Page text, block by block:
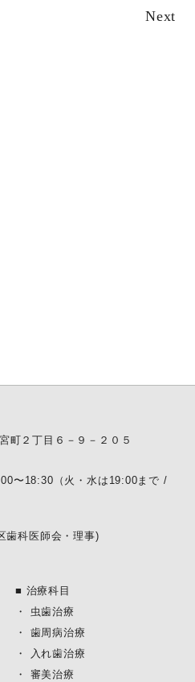
Next
町２丁目６－９－２０５
〜18:30（火・水は19:00まで /
歯科医師会・理事)
■ 治療科目
・ 虫歯治療
・ 歯周病治療
・ 入れ歯治療
・ 審美治療